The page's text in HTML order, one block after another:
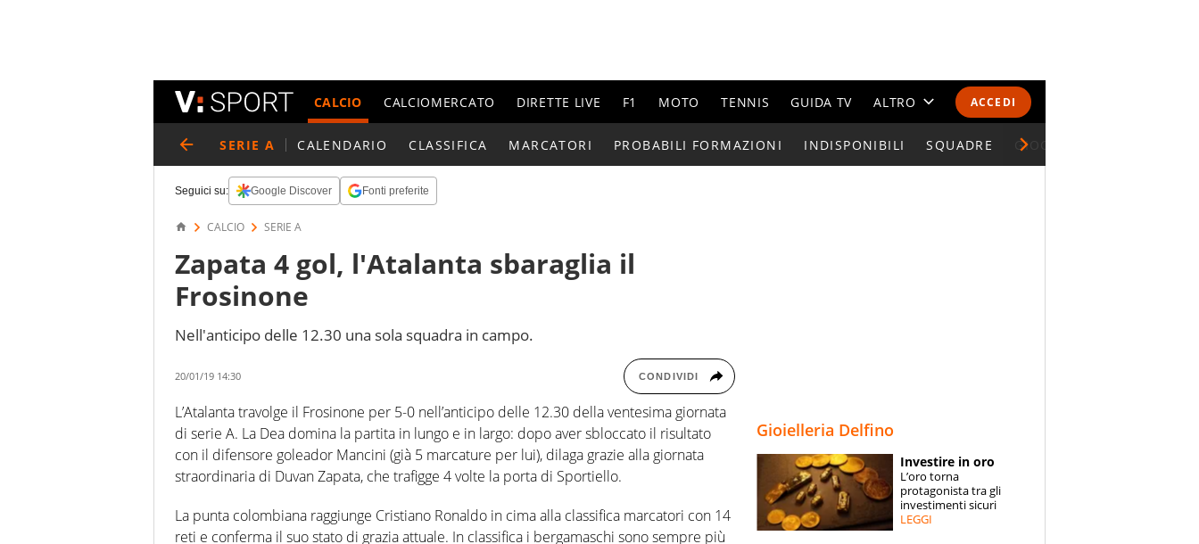
ACCEDI
CALCIO CALCIOMERCATO DIRETTE LIVE F1 MOTO TENNIS GUIDA TV ALTRO
CALENDARI E CLASSIFICHE
ESPERTI
CONTATTI
SERIE A CALENDARIO CLASSIFICA MARCATORI PROBABILI FORMAZIONI INDISPONIBILI SQUADRE GIOCATORI SERIE A
Seguici su: Google Discover Fonti preferite
CALCIO SERIE A
Zapata 4 gol, l'Atalanta sbaraglia il
Frosinone
Nell'anticipo delle 12.30 una sola squadra in campo.
20/01/19 14:30 CONDIVIDI
L’Atalanta travolge il Frosinone per 5-0 nell’anticipo delle 12.30 della ventesima giornata
di serie A. La Dea domina la partita in lungo e in largo: dopo aver sbloccato il risultato
con il difensore goleador Mancini (già 5 marcature per lui), dilaga grazie alla giornata
straordinaria di Duvan Zapata, che trafigge 4 volte la porta di Sportiello.
La punta colombiana raggiunge Cristiano Ronaldo in cima alla classifica marcatori con 14
reti e conferma il suo stato di grazia attuale. In classifica i bergamaschi sono sempre più
Gioielleria Delfino
Investire in oro
L’oro torna
protagonista tra gli
investimenti sicuri
LEGGI